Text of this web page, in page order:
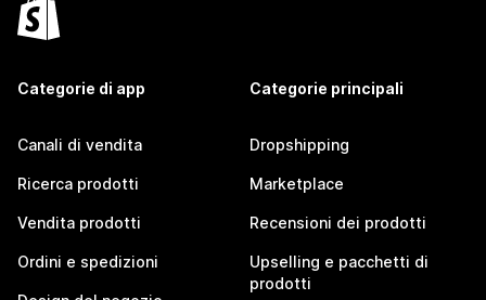
Categorie di app
Canali di vendita
Ricerca prodotti
Vendita prodotti
Ordini e spedizioni
Categorie principali
Dropshipping
Marketplace
Recensioni dei prodotti
Upselling e pacchetti di
prodotti